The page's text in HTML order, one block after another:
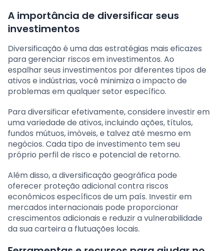
A importância de diversificar seus
investimentos
Diversificação é uma das estratégias mais eficazes
para gerenciar riscos em investimentos. Ao
espalhar seus investimentos por diferentes tipos de
ativos e indústrias, você minimiza o impacto de
problemas em qualquer setor específico.
Para diversificar efetivamente, considere investir em
uma variedade de ativos, incluindo ações, títulos,
fundos mútuos, imóveis, e talvez até mesmo em
negócios. Cada tipo de investimento tem seu
próprio perfil de risco e potencial de retorno.
Além disso, a diversificação geográfica pode
oferecer proteção adicional contra riscos
econômicos específicos de um país. Investir em
mercados internacionais pode proporcionar
crescimentos adicionais e reduzir a vulnerabilidade
da sua carteira a flutuações locais.